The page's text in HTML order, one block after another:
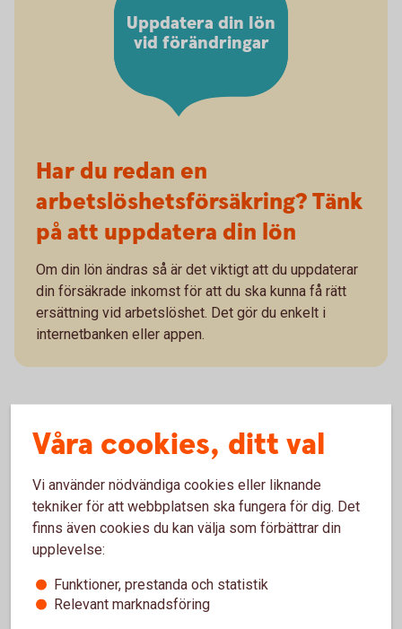
Uppdatera din lön
vid förändringar
Har du redan en
arbetslöshetsförsäkring? Tänk
på att uppdatera din lön
Om din lön ändras så är det viktigt att du uppdaterar
din försäkrade inkomst för att du ska kunna få rätt
ersättning vid arbetslöshet. Det gör du enkelt i
internetbanken eller appen.
Mer information
Vi är försäkringsförmedlare
Sparbanken Bergslagen förmedlar försäkringar och
Försäkringsförmedling ochförsäkringsdistribution
Våra cookies, ditt val
Vi använder nödvändiga cookies eller liknande
tekniker för att webbplatsen ska fungera för dig. Det
finns även cookies du kan välja som förbättrar din
upplevelse:
Funktioner, prestanda och statistik
Relevant marknadsföring